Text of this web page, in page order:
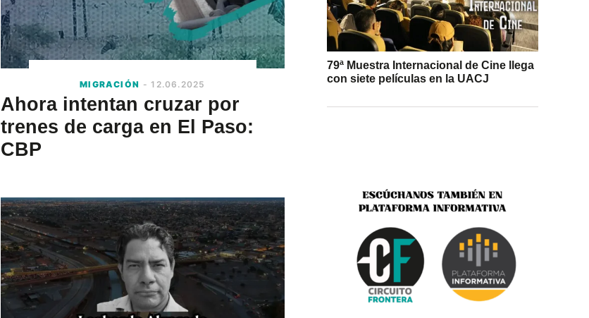
MIGRACIÓN - 12.06.2025
Ahora intentan cruzar por
trenes de carga en El Paso:
CBP
79ª Muestra Internacional de Cine llega
con siete películas en la UACJ